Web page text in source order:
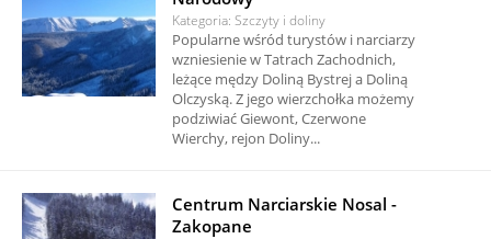
Kategoria: Szczyty i doliny
Popularne wśród turystów i narciarzy
wzniesienie w Tatrach Zachodnich,
leżące mędzy Doliną Bystrej a Doliną
Olczyską. Z jego wierzchołka możemy
podziwiać Giewont, Czerwone
Wierchy, rejon Doliny...
Centrum Narciarskie Nosal -
Zakopane